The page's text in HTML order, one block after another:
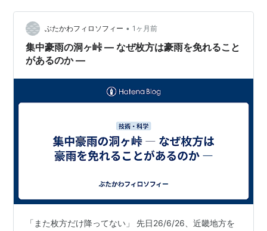
奈良県生駒市元町1丁目1-1にある、近畿日本鉄道（近鉄
電車）の駅。→生駒駅
リスト：駅キーワード
ぶたかわフィロソフィー • 1ヶ月前
集中豪雨の洞ヶ峠 ― なぜ枚方は豪雨を免れること
があるのか ―
「また枚方だけ降ってない」 先日26/6/26、近畿地方を